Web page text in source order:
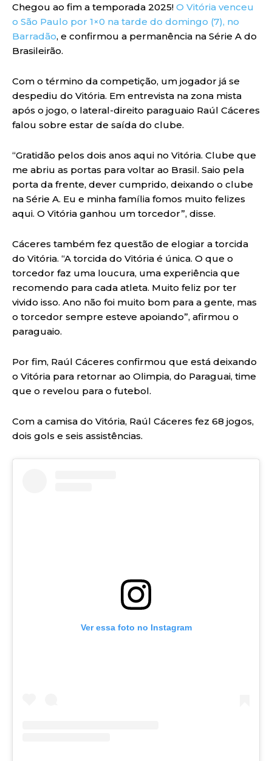
Chegou ao fim a temporada 2025! O Vitória venceu
o São Paulo por 1×0 na tarde do domingo (7), no
Barradão, e confirmou a permanência na Série A do
Brasileirão.
Com o término da competição, um jogador já se
despediu do Vitória. Em entrevista na zona mista
após o jogo, o lateral-direito paraguaio Raúl Cáceres
falou sobre estar de saída do clube.
“Gratidão pelos dois anos aqui no Vitória. Clube que
me abriu as portas para voltar ao Brasil. Saio pela
porta da frente, dever cumprido, deixando o clube
na Série A. Eu e minha família fomos muito felizes
aqui. O Vitória ganhou um torcedor”, disse.
Cáceres também fez questão de elogiar a torcida
do Vitória. “A torcida do Vitória é única. O que o
torcedor faz uma loucura, uma experiência que
recomendo para cada atleta. Muito feliz por ter
vivido isso. Ano não foi muito bom para a gente, mas
o torcedor sempre esteve apoiando”, afirmou o
paraguaio.
Por fim, Raúl Cáceres confirmou que está deixando
o Vitória para retornar ao Olimpia, do Paraguai, time
que o revelou para o futebol.
Com a camisa do Vitória, Raúl Cáceres fez 68 jogos,
dois gols e seis assistências.
Ver essa foto no Instagram